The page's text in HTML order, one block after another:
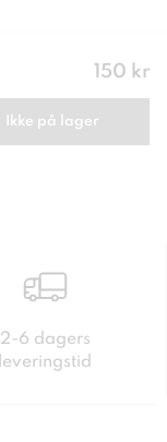
Pris:
150 kr
Ikke på lager
2-6 dagers
leveringstid